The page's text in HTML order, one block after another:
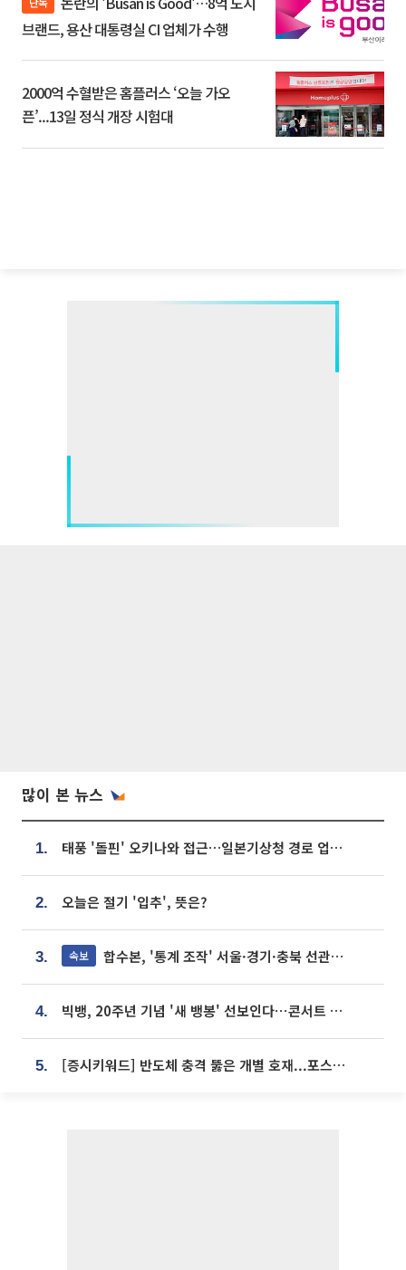
브랜드, 용산 대통령실 CI 업체가 수행
2000억 수혈받은 홈플러스 ‘오늘 가오
픈’...13일 정식 개장 시험대
많이 본 뉴스
1. 태풍 '돌핀' 오키나와 접근…일본기상청 경로 업데이트
2. 오늘은 절기 '입추', 뜻은?
3. 속보 합수본, '통계 조작' 서울·경기·충북 선관위 등 추가 압수수색
4. 빅뱅, 20주년 기념 '새 뱅봉' 선보인다⋯콘서트 앞두고 팝업 개최
5. [증시키워드] 반도체 충격 뚫은 개별 호재...포스코퓨처엠·에코프로·한화솔루션 '눈길'